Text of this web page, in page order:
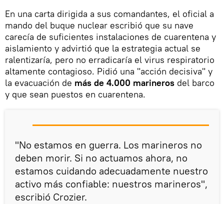
En una carta dirigida a sus comandantes, el oficial a
mando del buque nuclear escribió que su nave
carecía de suficientes instalaciones de cuarentena y
aislamiento y advirtió que la estrategia actual se
ralentizaría, pero no erradicaría el virus respiratorio
altamente contagioso. Pidió una "acción decisiva" y
la evacuación de más de 4.000 marineros del barco
y que sean puestos en cuarentena.
"No estamos en guerra. Los marineros no
deben morir. Si no actuamos ahora, no
estamos cuidando adecuadamente nuestro
activo más confiable: nuestros marineros",
escribió Crozier.